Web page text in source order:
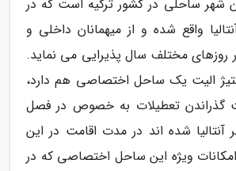
شهر ساحلی در کشور ترکیه است که در
واقع شده و از میهمانان داخلی و
روزهای مختلف سال پذیرایی می نماید.
الیت یک ساحل اختصاصی هم دارد،
گذراندن تعطیلات به خصوص در فصل
آنتالیا شده اند در مدت اقامت در این
ویژه این ساحل اختصاصی که در